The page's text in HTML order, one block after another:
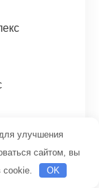
улучшения
сайтом, вы
cookie.
OK